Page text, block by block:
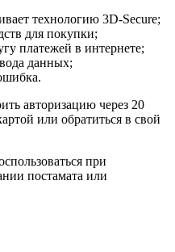
технологию 3D-Secure;
для покупки;
платежей в интернете;
данных;
авторизацию через 20
или обратиться в свой
при
постамата или